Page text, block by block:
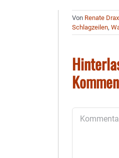
Von Renate Drax
Schlagzeilen,